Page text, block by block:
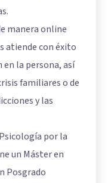
manera online
atiende con éxito
en la persona, así
familiares o de
y las
por la
un Máster en
Posgrado